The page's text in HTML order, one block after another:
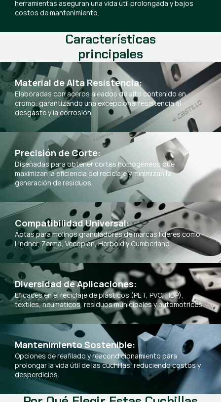
herramientas aseguran una vida útil prolongada y bajos
costos de mantenimiento.
Características
principales
Material de Alta Resistencia:
Elaboradas con aceros aleados de alto contenido en
cromo, garantizando una excepcional resistencia al
desgaste y la corrosión.
Precisión de Corte:
Diseñadas para obtener cortes homogéneos que
maximizan la eficiencia del reciclaje y minimizan la
generación de residuos.
Compatibilidad Universal:
Aptas para molinos granuladores de marcas líderes como
Lindner, Zerma, Vecoplan, Herbold y Cumberland.
Diversidad de Aplicaciones:
Eficaces en el reciclaje de plásticos (PET, PVC, HDP),
textiles, neumáticos, residuos municipales y automotrices.
Mantenimiento Sostenible:
Opciones de reafilado y reacondicionamiento para
prolongar la vida útil de las cuchillas, reduciendo costos y
desperdicios.